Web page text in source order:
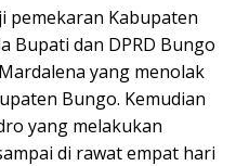
pemekaran Kabupaten
Bupati dan DPRD Bungo
yang menolak
Bungo. Kemudian
yang melakukan
di rawat empat hari